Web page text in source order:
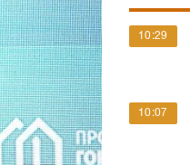
10:29
10:07